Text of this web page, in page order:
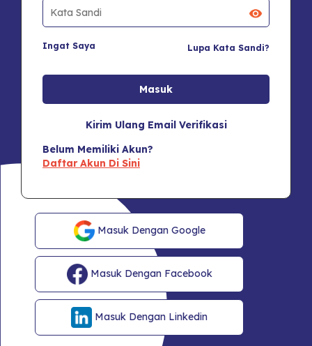
Ingat Saya Lupa Kata Sandi?
Kirim Ulang Email Verifikasi
Belum Memiliki Akun?
Daftar Akun Di Sini
Masuk Dengan Google
Masuk Dengan Facebook
Masuk Dengan Linkedin